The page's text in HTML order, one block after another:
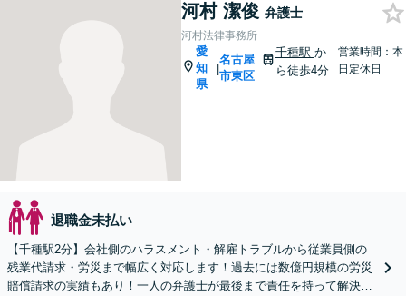
河村 潔俊 弁護士
河村法律事務所
愛
知
県
|
名古屋
市東区
千種駅 か
ら徒歩4分
営業時間：本
日定休日
退職金未払い
【千種駅2分】会社側のハラスメント・解雇トラブルから従業員側の
残業代請求・労災まで幅広く対応します！過去には数億円規模の労災
賠償請求の実績もあり！一人の弁護士が最後まで責任を持って解決を